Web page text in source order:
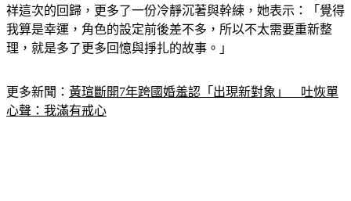
與造型工作，並以「Jennie」自稱，是大明星御用造型師。蔡
祥這次的回歸，更多了一份冷靜沉著與幹練，她表示：「覺得
我算是幸運，角色的設定前後差不多，所以不太需要重新整
更多新聞：黃瑄斷開7年跨國婚羞認「出現新對象」　吐恢單